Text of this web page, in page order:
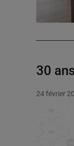
30
24 février